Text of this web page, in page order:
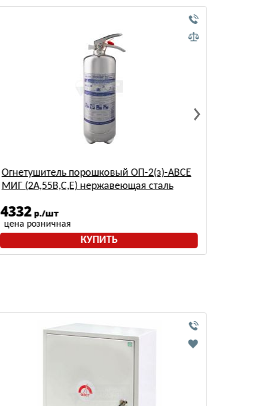
Огнетушитель порошковый ОП-5(з) АВСЕ
Ярпожинвест
608
цена розничная